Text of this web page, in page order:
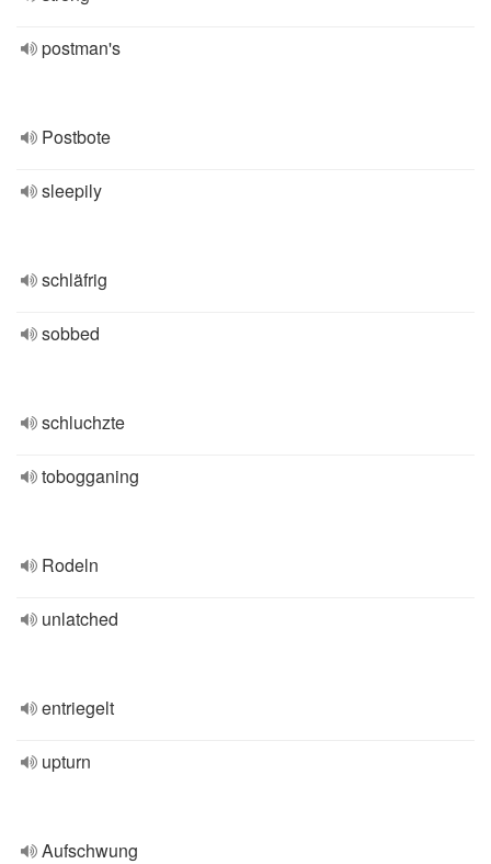
postman's
Postbote
sleepily
schläfrig
sobbed
schluchzte
tobogganing
Rodeln
unlatched
entriegelt
upturn
Aufschwung